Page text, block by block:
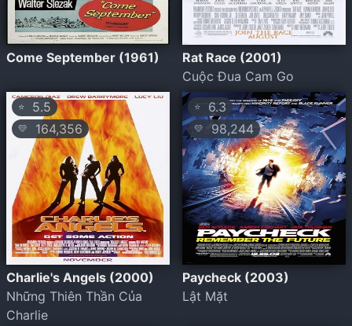
Come September (1961)
Rat Race (2001)
Cuộc Đua Cam Go
⭐ 5.5
💛 164,356
Charlie's Angels (2000)
Những Thiên Thần Của
Charlie
⭐ 6.3
💛 98,244
Paycheck (2003)
Lật Mặt